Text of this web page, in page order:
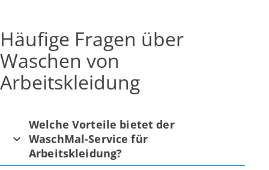
Häufige Fragen über
Waschen von
Arbeitskleidung
Welche Vorteile bietet der
WaschMal-Service für
Arbeitskleidung?